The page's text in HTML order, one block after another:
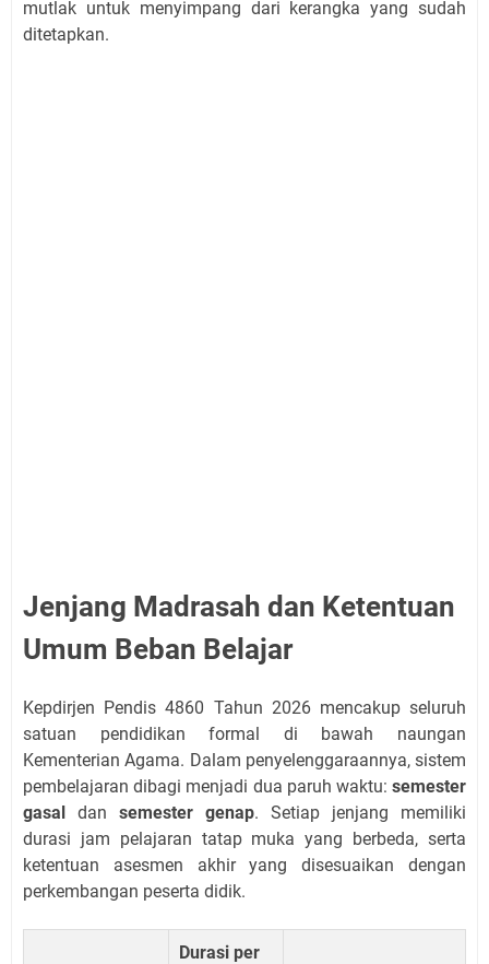
mutlak untuk menyimpang dari kerangka yang sudah
ditetapkan.
Jenjang Madrasah dan Ketentuan
Umum Beban Belajar
Kepdirjen Pendis 4860 Tahun 2026 mencakup seluruh
satuan pendidikan formal di bawah naungan
Kementerian Agama. Dalam penyelenggaraannya, sistem
pembelajaran dibagi menjadi dua paruh waktu: semester
gasal dan semester genap. Setiap jenjang memiliki
durasi jam pelajaran tatap muka yang berbeda, serta
ketentuan asesmen akhir yang disesuaikan dengan
perkembangan peserta didik.
Durasi per